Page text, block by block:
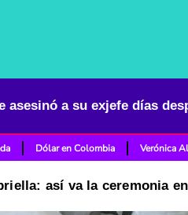
Dólar en Colombia Verónica
así va la ceremonia